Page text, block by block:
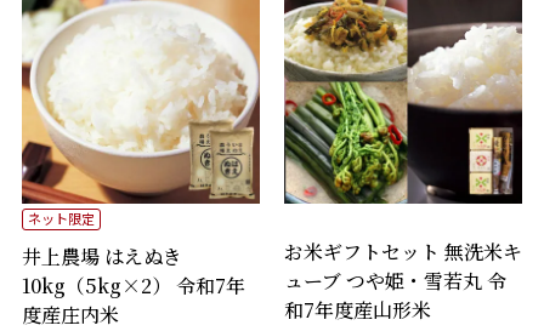
井上農場 はえぬき
10kg（5kg×2） 令和7年
度産庄内米
ネット限定
お米ギフトセット 無洗米キ
ューブ つや姫・雪若丸 令
和7年度産山形米